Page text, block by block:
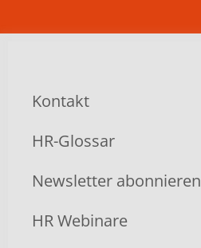
Kontakt
HR-Glossar
Newsletter abonnieren
HR Webinare